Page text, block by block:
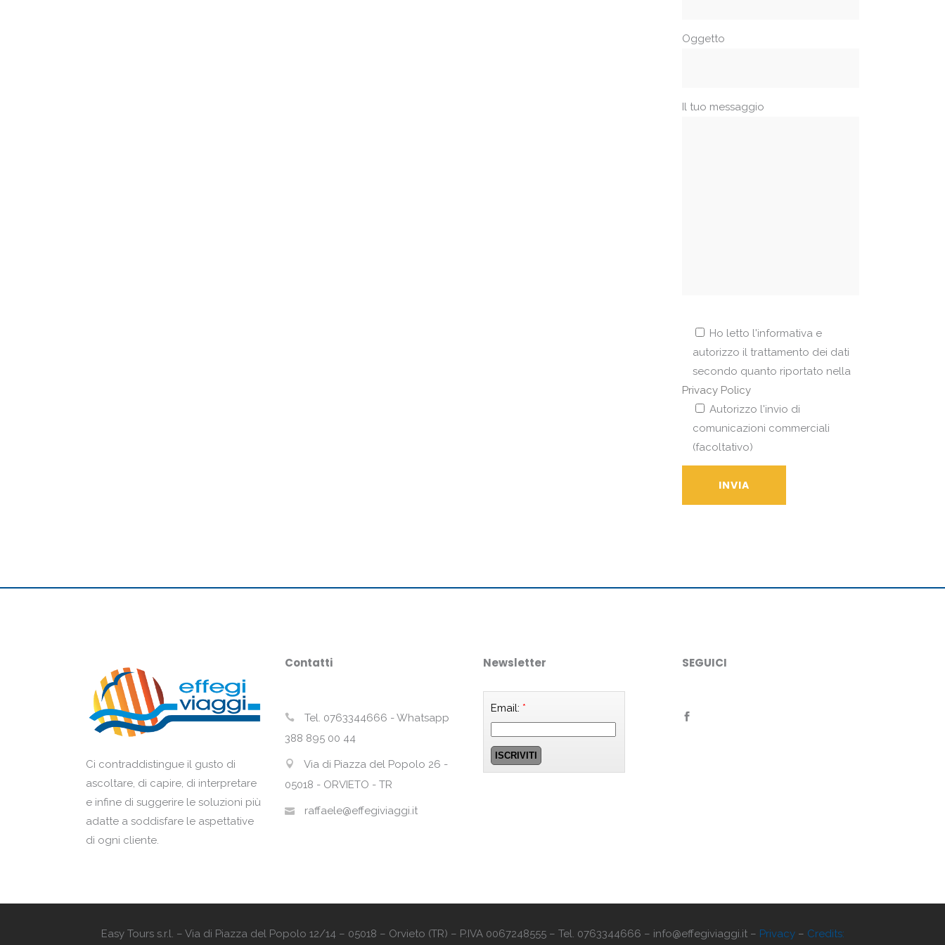
Oggetto
Il tuo messaggio
Ho letto l'informativa e
autorizzo il trattamento dei dati
secondo quanto riportato nella
Privacy Policy
Autorizzo l'invio di
comunicazioni commerciali
(facoltativo)
Ci contraddistingue il gusto di
ascoltare, di capire, di interpretare
e infine di suggerire le soluzioni più
adatte a soddisfare le aspettative
di ogni cliente.
Contatti
Tel. 0763344666 - Whatsapp
388 895 00 44
Via di Piazza del Popolo 26 -
05018 - ORVIETO - TR
raffaele@effegiviaggi.it
Newsletter
Email: *
SEGUICI
Easy Tours s.r.l. – Via di Piazza del Popolo 12/14 – 05018 – Orvieto (TR) – P.IVA 0067248555 – Tel. 0763344666 – info@effegiviaggi.it – Privacy– Credits: